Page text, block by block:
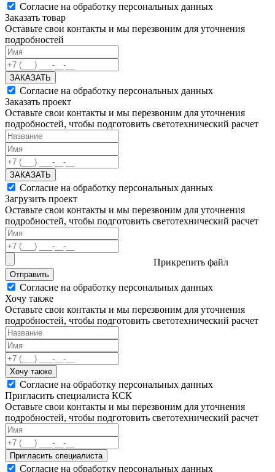
Согласие на обработку персональных данных
Заказать товар
Оставьте свои контакты и мы перезвоним для уточнения
подробностей
ЗАКАЗАТЬ
Согласие на обработку персональных данных
Заказать проект
Оставьте свои контакты и мы перезвоним для уточнения
подробностей, чтобы подготовить светотехнический расчет
ЗАКАЗАТЬ
Согласие на обработку персональных данных
Загрузить проект
Оставьте свои контакты и мы перезвоним для уточнения
подробностей, чтобы подготовить светотехнический расчет
Прикрепить файл
Отправить
Согласие на обработку персональных данных
Хочу также
Оставьте свои контакты и мы перезвоним для уточнения
подробностей, чтобы подготовить светотехнический расчет
Хочу также
Согласие на обработку персональных данных
Пригласить специалиста КСК
Оставьте свои контакты и мы перезвоним для уточнения
подробностей, чтобы подготовить светотехнический расчет
Пригласить специалиста
Согласие на обработку персональных данных